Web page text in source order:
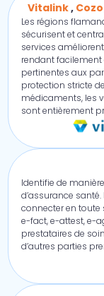
Vitalink, Cozo
Les régions
sécurisent et
services
rendant
pertinentes aux
protection stricte
médicaments, les
sont entièrement
Identifie de
d’assurance
connecter en toute
e-fact, e-attest, e-
prestataires de
d’autres parties